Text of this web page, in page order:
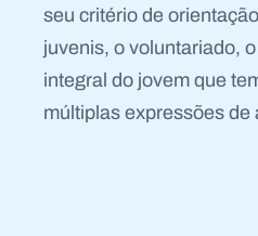
seu critério de
juvenis, o voluntariado,
integral do jovem que
múltiplas expressões